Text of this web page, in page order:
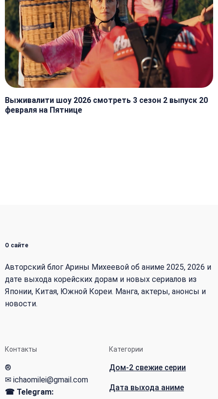
Выживалити шоу 2026 смотреть 3 сезон 2 выпуск 20
февраля на Пятнице
О сайте
Авторский блог Арины Михеевой об аниме 2025, 2026 и
дате выхода корейских дорам и новых сериалов из
Японии, Китая, Южной Кореи. Манга, актеры, анонсы и
новости.
Контакты
®
✉ ichaomilei@gmail.com
☎ Telegram:
Категории
Дом-2 свежие серии
Дата выхода аниме